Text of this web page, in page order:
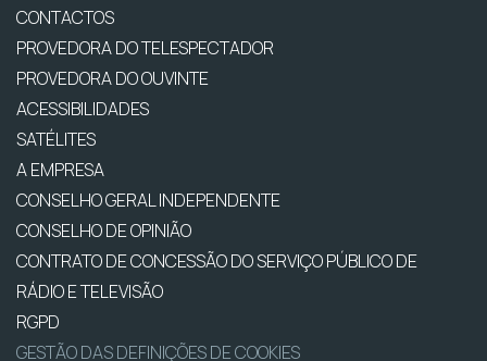
CONTACTOS
PROVEDORA DO TELESPECTADOR
PROVEDORA DO OUVINTE
ACESSIBILIDADES
SATÉLITES
A EMPRESA
CONSELHO GERAL INDEPENDENTE
CONSELHO DE OPINIÃO
CONTRATO DE CONCESSÃO DO SERVIÇO PÚBLICO DE
RÁDIO E TELEVISÃO
RGPD
GESTÃO DAS DEFINIÇÕES DE COOKIES